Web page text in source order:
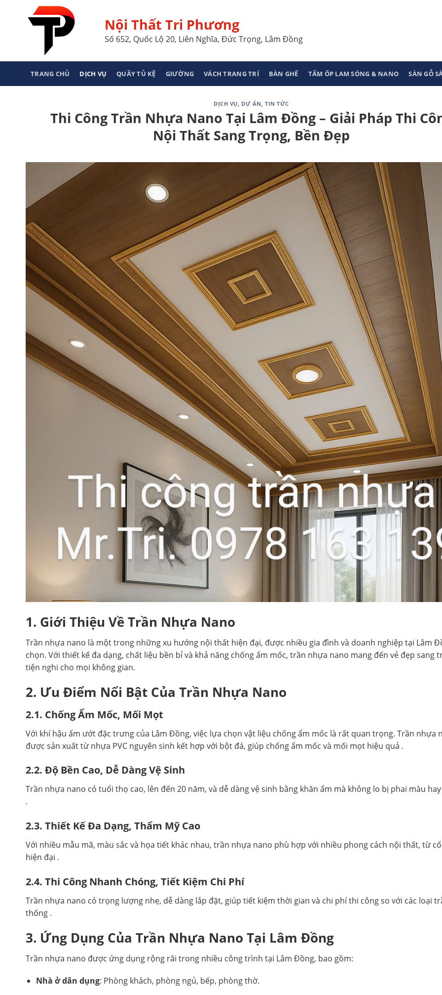
Nội Thất Tri Phương
Số 652, Quốc Lộ 20, Liên Nghĩa, Đức Trọng, Lâm Đồng
TRANG CHỦ DỊCH VỤ QUẦY TỦ KỆ GIƯỜNG VÁCH TRANG TRÍ BÀN GHẾ TẤM ỐP LAM SÓNG & NANO SÀN GỖ
DỊCH VỤ, DỰ ÁN,TIN TỨC
Thi Công Trần Nhựa Nano Tại Lâm Đồng – Giải Pháp Thi
Nội Thất Sang Trọng, Bền Đẹp
1. Giới Thiệu Về Trần Nhựa Nano
Trần nhựa nano là một trong những xu hướng nội thất hiện đại, được nhiều gia đình và doanh nghiệp tại Lâm
chọn. Với thiết kế đa dạng, chất liệu bền bỉ và khả năng chống ẩm mốc, trần nhựa nano mang đến vẻ đẹp sang
tiện nghi cho mọi không gian.
2. Ưu Điểm Nổi Bật Của Trần Nhựa Nano
2.1. Chống Ẩm Mốc, Mối Mọt
Với khí hậu ẩm ướt đặc trưng của Lâm Đồng, việc lựa chọn vật liệu chống ẩm mốc là rất quan trọng. Trần nhựa
được sản xuất từ nhựa PVC nguyên sinh kết hợp với bột đá, giúp chống ẩm mốc và mối mọt hiệu quả .
2.2. Độ Bền Cao, Dễ Dàng Vệ Sinh
Trần nhựa nano có tuổi thọ cao, lên đến 20 năm, và dễ dàng vệ sinh bằng khăn ẩm mà không lo bị phai màu
.
2.3. Thiết Kế Đa Dạng, Thẩm Mỹ Cao
Với nhiều mẫu mã, màu sắc và họa tiết khác nhau, trần nhựa nano phù hợp với nhiều phong cách nội thất, từ
hiện đại .
2.4. Thi Công Nhanh Chóng, Tiết Kiệm Chi Phí
Trần nhựa nano có trọng lượng nhẹ, dễ dàng lắp đặt, giúp tiết kiệm thời gian và chi phí thi công so với các loại
thống .
3. Ứng Dụng Của Trần Nhựa Nano Tại Lâm Đồng
Trần nhựa nano được ứng dụng rộng rãi trong nhiều công trình tại Lâm Đồng, bao gồm:
Nhà ở dân dụng: Phòng khách, phòng ngủ, bếp, phòng thờ.